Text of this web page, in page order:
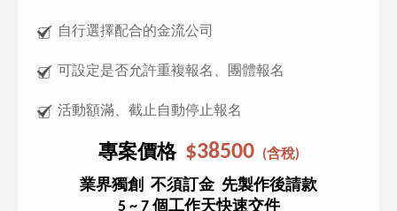
自行選擇配合的金流公司
可設定是否允許重複報名、團體報名
活動額滿、截止自動停止報名
專案價格 $38500 (含稅)
業界獨創 不須訂金 先製作後請款
5 ~ 7 個工作天快速交件